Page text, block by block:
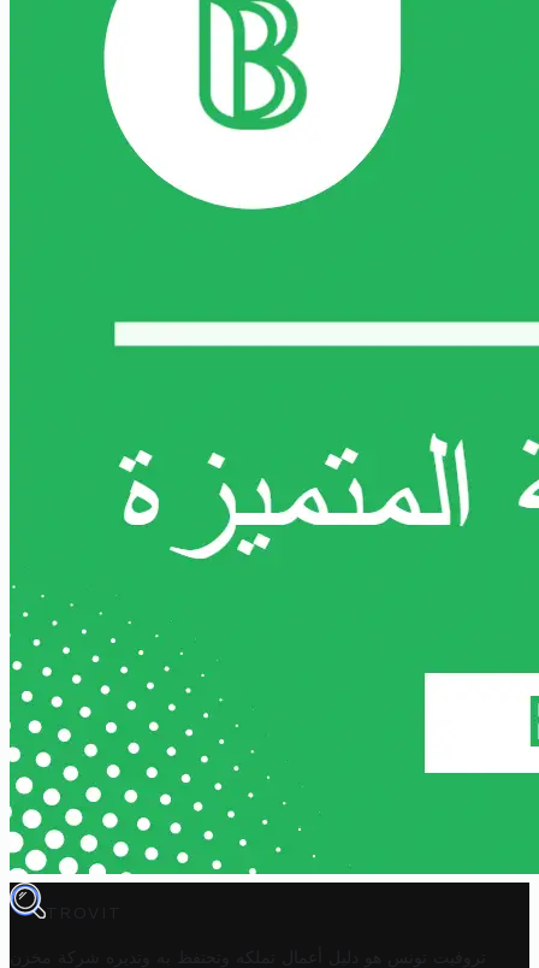
TROVIT
تروفيت تونس هو دليل أعمال تملكه وتحتفظ به وتديره
شركة مخزن